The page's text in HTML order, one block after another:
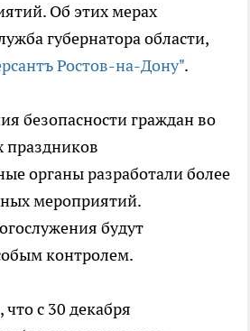
Об этих мерах
губернатора области,
Ростов-на-Дону".
безопасности граждан во
праздников
органы разработали более
мероприятий.
будут
контролем.
с 30 декабря